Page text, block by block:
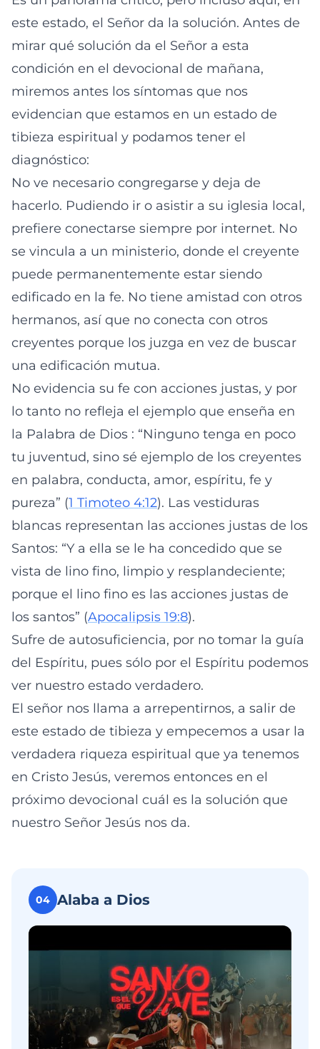
este estado, el Señor da la solución. Antes de
mirar qué solución da el Señor a esta
condición en el devocional de mañana,
miremos antes los síntomas que nos
evidencian que estamos en un estado de
tibieza espiritual y podamos tener el
diagnóstico:
No ve necesario congregarse y deja de
hacerlo. Pudiendo ir o asistir a su iglesia local,
prefiere conectarse siempre por internet. No
se vincula a un ministerio, donde el creyente
puede permanentemente estar siendo
edificado en la fe. No tiene amistad con otros
hermanos, así que no conecta con otros
creyentes porque los juzga en vez de buscar
una edificación mutua.
No evidencia su fe con acciones justas, y por
lo tanto no refleja el ejemplo que enseña en
la Palabra de Dios : “Ninguno tenga en poco
tu juventud, sino sé ejemplo de los creyentes
en palabra, conducta, amor, espíritu, fe y
pureza” (1 Timoteo 4:12). Las vestiduras
blancas representan las acciones justas de los
Santos: “Y a ella se le ha concedido que se
vista de lino fino, limpio y resplandeciente;
porque el lino fino es las acciones justas de
los santos” (Apocalipsis 19:8).
Sufre de autosuficiencia, por no tomar la guía
del Espíritu, pues sólo por el Espíritu podemos
ver nuestro estado verdadero.
El señor nos llama a arrepentirnos, a salir de
este estado de tibieza y empecemos a usar la
verdadera riqueza espiritual que ya tenemos
en Cristo Jesús, veremos entonces en el
próximo devocional cuál es la solución que
nuestro Señor Jesús nos da.
04 Alaba a Dios